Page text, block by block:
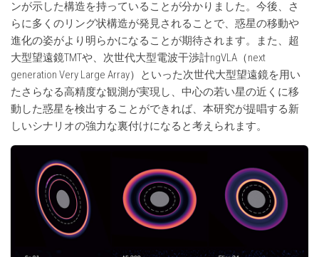
ンが示した構造を持っていることが分かりました。今後、さ
らに多くのリング状構造が発見されることで、惑星の移動や
進化の姿がより明らかになることが期待されます。また、超
大型望遠鏡TMTや、次世代大型電波干渉計ngVLA（next
generation Very Large Array）といった次世代大型望遠鏡を用い
たさらなる高精度な観測が実現し、中心の若い星の近くに移
動した惑星を検出することができれば、本研究が提唱する新
しいシナリオの強力な裏付けになると考えられます。